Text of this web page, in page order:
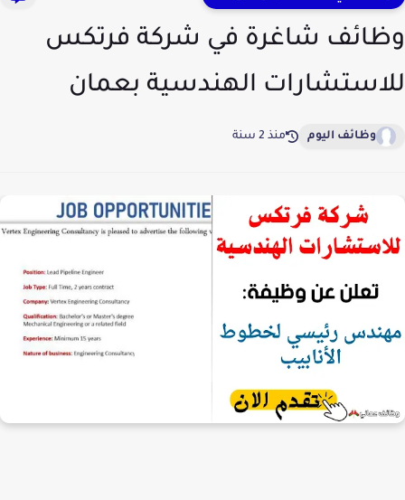
وظائف شاغرة في شركة فرتكس
للاستشارات الهندسية بعمان
وظائف اليوم منذ 2 سنة